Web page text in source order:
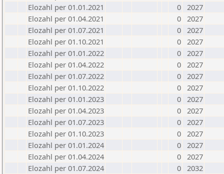
Elozahl per 01.01.2021
0 2027
Elozahl per 01.04.2021
0 2027
Elozahl per 01.07.2021
0 2027
Elozahl per 01.10.2021
0 2027
Elozahl per 01.01.2022
0 2027
Elozahl per 01.04.2022
0 2027
Elozahl per 01.07.2022
0 2027
Elozahl per 01.10.2022
0 2027
Elozahl per 01.01.2023
0 2027
Elozahl per 01.04.2023
0 2027
Elozahl per 01.07.2023
0 2027
Elozahl per 01.10.2023
0 2027
Elozahl per 01.01.2024
0 2027
Elozahl per 01.04.2024
0 2027
Elozahl per 01.07.2024
0 2032